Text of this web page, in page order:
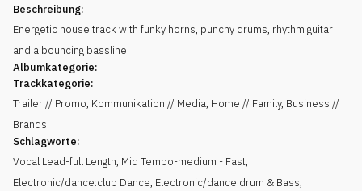
Beschreibung:
Energetic house track with funky horns, punchy drums, rhythm guitar
and a bouncing bassline.
Albumkategorie:
Trackkategorie:
Trailer // Promo, Kommunikation // Media, Home // Family, Business //
Brands
Schlagworte:
Vocal Lead-full Length, Mid Tempo-medium - Fast,
Electronic/dance:club Dance, Electronic/dance:drum & Bass,